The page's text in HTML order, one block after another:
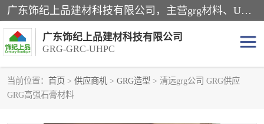
广东饰纪上品建材科技有限公司，主营grg材料、UHPC板、grc构件、uhpc幕墙板、grg厂家、grc厂家、uhpc厂家、GRG吊顶、grg石膏板、grg构件、外墙grc线条、grg造型、grg材料定制，uhpc高性能混凝土，uhpc构件，uhpc镂空挂板，grg材料生产厂家，广东grg厂家，广东grc厂家，联系方式*，2万平厂房，如果您对我公司的产品服务感兴趣，请联系我们。
广东饰纪上品建材科技有限公司
GRG-GRC-UHPC
当前位置： 首页 > 供应商机 > GRG造型 > 清远grg公司 GRG供应
GRG高强石膏材料
GRG构件